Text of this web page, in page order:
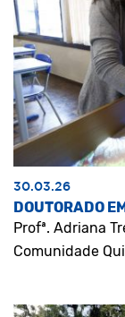
30.03.26
DOUTORADO
Profª. Adriana
Comunidade